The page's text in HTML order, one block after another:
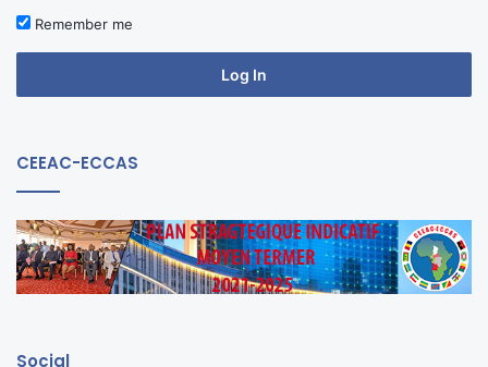
Remember me
Log In
CEEAC-ECCAS
Social